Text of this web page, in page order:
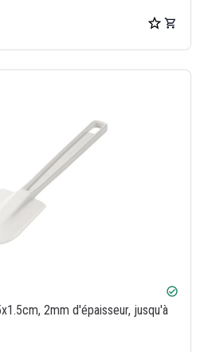
check_circle
2mm d'épaisseur, jusqu'à